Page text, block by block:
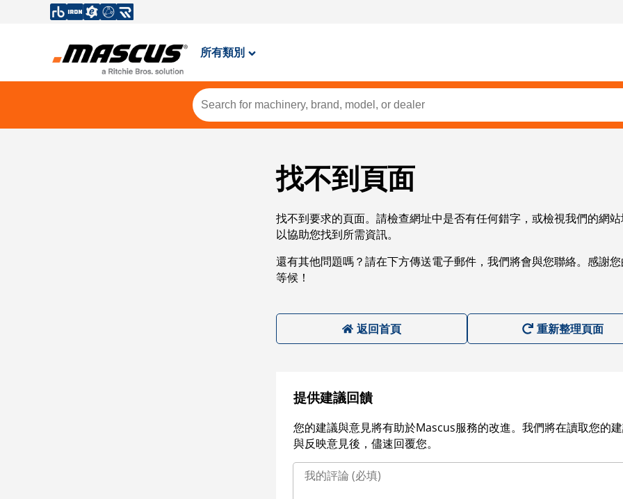
所有類別
找不到頁面
找不到要求的頁面。請檢查網址中是否有任何錯字，或檢視我們的網
以協助您找到所需資訊。
還有其他問題嗎？請在下方傳送電子郵件，我們將會與您聯絡。感謝
等候！
返回首頁 重新整理頁面
提供建議回饋
您的建議與意見將有助於Mascus服務的改進。我們將在讀取您的
與反映意見後，儘速回覆您。